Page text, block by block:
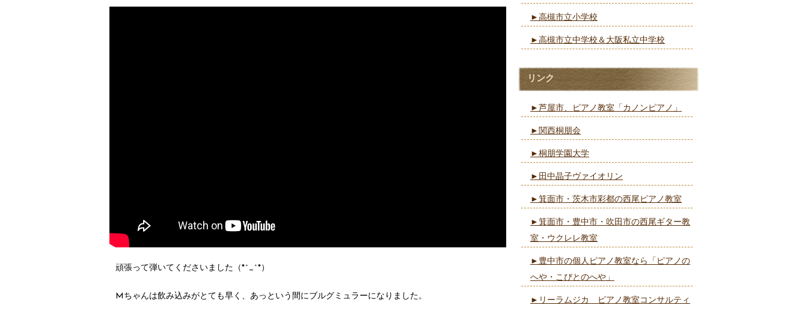
頑張って弾いてくださいました（*^_^*）
Mちゃんは飲み込みがとても早く、あっという間にブルグミュラーになりました。
►高槻市立小学校
►高槻市立中学校＆大阪私立中学校
リンク
►芦屋市、ピアノ教室「カノンピアノ」
►関西桐朋会
►桐朋学園大学
►田中晶子ヴァイオリン
►箕面市・茨木市彩都の西尾ピアノ教室
►箕面市・豊中市・吹田市の西尾ギター教
室・ウクレレ教室
►豊中市の個人ピアノ教室なら「ピアノの
へや・こびとのへや」
►リーラムジカ ピアノ教室コンサルティ